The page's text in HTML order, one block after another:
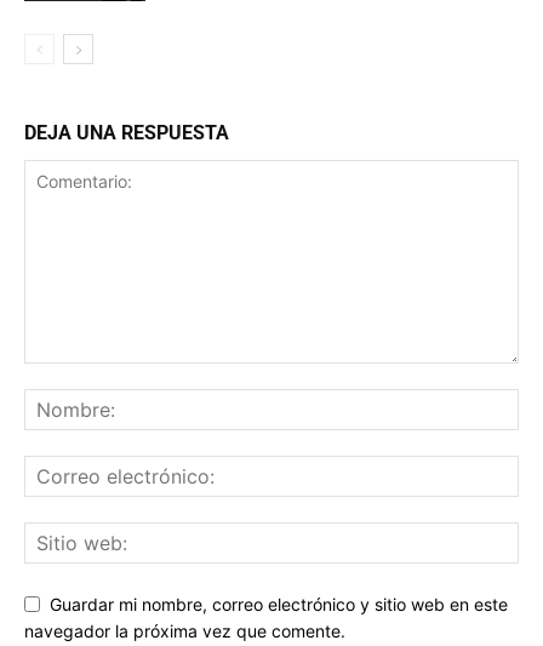
DEJA UNA RESPUESTA
Guardar mi nombre, correo electrónico y sitio web en este
navegador la próxima vez que comente.